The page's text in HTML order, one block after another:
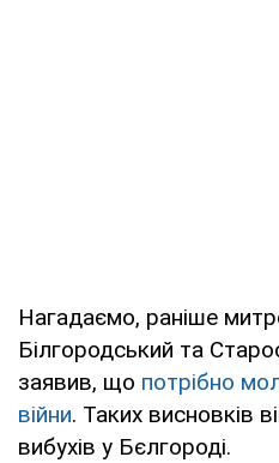
Нагадаємо, раніше
Білгородський та
заявив, що потрібно
війни. Таких висновків
вибухів у Бєлгороді.